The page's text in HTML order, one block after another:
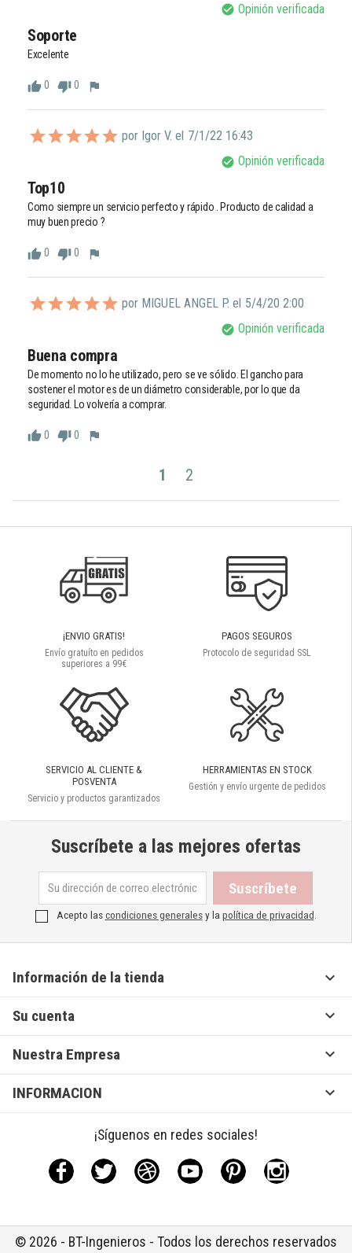
check_circle Opinión verificada
Soporte
Excelente
thumb_up0 thumb_down0 flag
por Igor V. el 7/1/22 16:43
check_circle Opinión verificada
Top10
Como siempre un servicio perfecto y rápido . Producto de calidad a
muy buen precio ?
thumb_up0 thumb_down0 flag
por MIGUEL ANGEL P. el 5/4/20 2:00
check_circle Opinión verificada
Buena compra
De momento no lo he utilizado, pero se ve sólido. El gancho para
sostener el motor es de un diámetro considerable, por lo que da
seguridad. Lo volvería a comprar.
thumb_up0 thumb_down0 flag
1 2
¡ENVIO GRATIS!
Envío gratuíto en pedidos
superiores a 99€
PAGOS SEGUROS
Protocolo de seguridad SSL
SERVICIO AL CLIENTE &
POSVENTA
Servicio y productos garantizados
HERRAMIENTAS EN STOCK
Gestión y envío urgente de pedidos
Suscríbete a las mejores ofertas
Acepto lascondiciones generalesy la política de privacidad
Información de la tienda 
Su cuenta 
Nuestra Empresa 
INFORMACION 
¡Síguenos en redes sociales!
Facebook Twitter Rss YouTubePinterestInstagram
© 2026 - BT-Ingenieros - Todos los derechos reservados